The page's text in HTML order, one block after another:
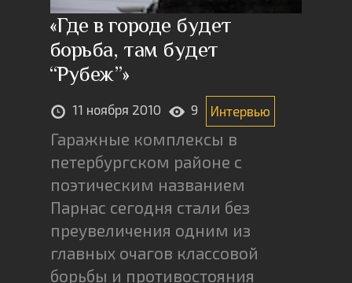
«Где в городе будет
борьба, там будет
“Рубеж”»
11 ноября 2010 9 Интервью
Гаражные комплексы в
петербургском районе с
поэтическим названием
Парнас сегодня стали без
преувеличения одним из
главных очагов классовой
борьбы и противостояния